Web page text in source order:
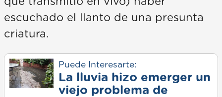
escuchado el llanto de una presunta
criatura.
Puede Interesarte:
La lluvia hizo emerger un
viejo problema de